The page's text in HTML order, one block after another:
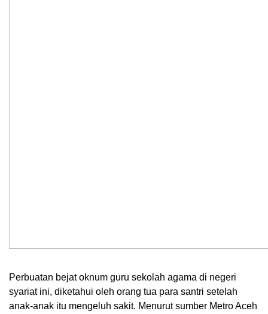
Perbuatan bejat oknum guru sekolah agama di negeri
syariat ini, diketahui oleh orang tua para santri setelah
anak-anak itu mengeluh sakit. Menurut sumber Metro Aceh